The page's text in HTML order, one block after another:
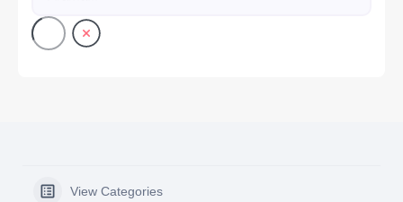
View Categories